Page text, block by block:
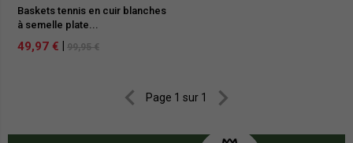
Baskets tennis en cuir blanches
à semelle plate...
49,97 € 99,95 €
 Page 1 sur 1 